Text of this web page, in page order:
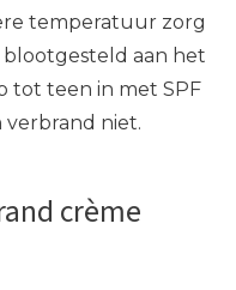
temperatuur zorg
aan het
tot teen in met SPF
niet.
crème